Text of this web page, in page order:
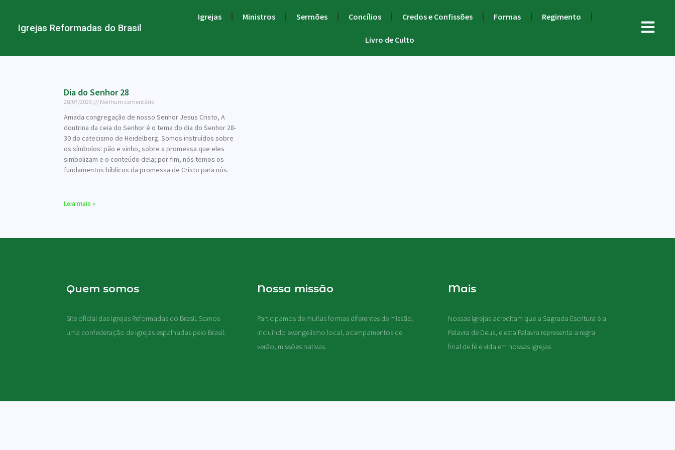
Igrejas Reformadas do Brasil
Igrejas Ministros Sermões Concílios Credos e Confissões Formas Regimento
Livro de Culto
Dia do Senhor 28
28/07/2023 Nenhum comentário
Amada congregação de nosso Senhor Jesus Cristo, A
doutrina da ceia do Senhor é o tema do dia do Senhor 28-
30 do catecismo de Heidelberg. Somos instruídos sobre
os símbolos: pão e vinho, sobre a promessa que eles
simbolizam e o conteúdo dela; por fim, nós temos os
fundamentos bíblicos da promessa de Cristo para nós.
Leia mais »
Quem somos
Site oficial das Igrejas Reformadas do Brasil. Somos
uma confederação de igrejas espalhadas pelo Brasil.
Nossa missão
Participamos de muitas formas diferentes de missão,
incluindo evangelismo local, acampamentos de
verão, missões nativas.
Mais
Nossas igrejas acreditam que a Sagrada Escritura é a
Palavra de Deus, e esta Palavra representa a regra
final de fé e vida em nossas igrejas